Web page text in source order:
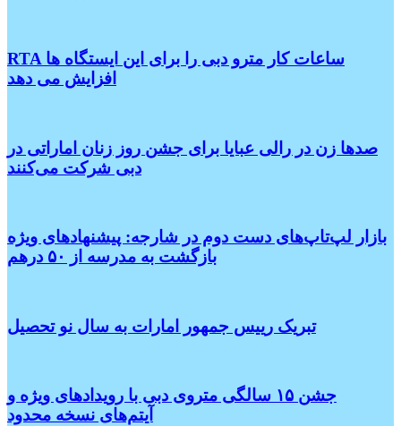
RTA ساعات کار مترو دبی را برای این ایستگاه ها
افزایش می دهد
صدها زن در رالی عبایا برای جشن روز زنان اماراتی در
دبی شرکت می‌کنند
بازار لپ‌تاپ‌های دست دوم در شارجه: پیشنهادهای ویژه
بازگشت به مدرسه از ۵۰ درهم
تبریک رییس جمهور امارات به سال نو تحصیل
جشن ۱۵ سالگی متروی دبی با رویدادهای ویژه و
آیتم‌های نسخه محدود